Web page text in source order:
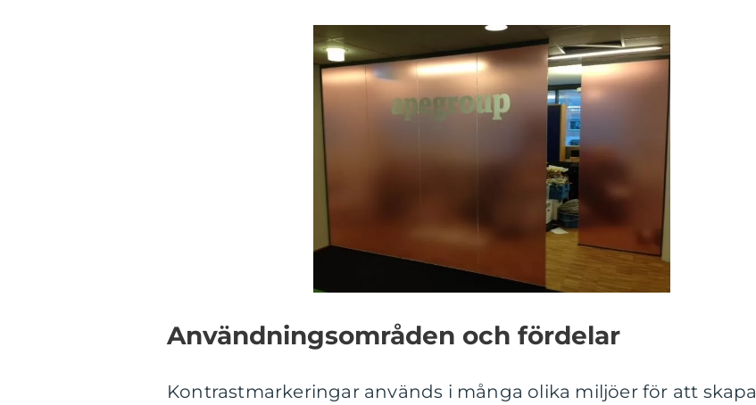
Användningsområden och fördelar
Kontrastmarkeringar används i många olika miljöer för att skapa